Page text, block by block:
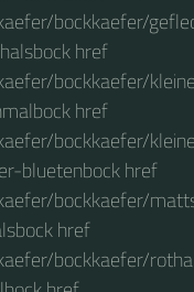
bockkaefer/
href
bockkaefer/
href
bockkaefer/
bluetenbock href
bockkaefer/
href
bockkaefer/